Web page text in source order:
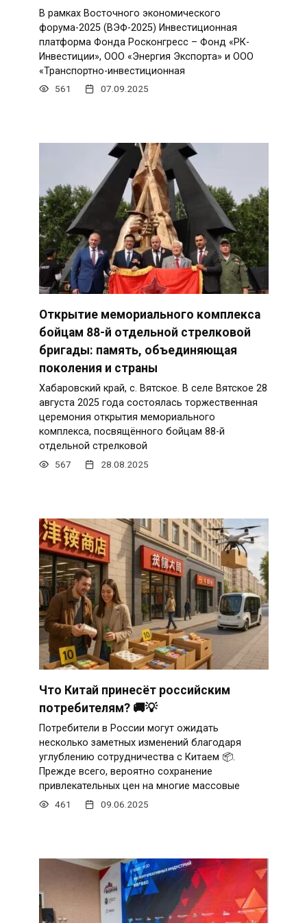
В рамках Восточного экономического
форума-2025 (ВЭФ-2025) Инвестиционная
платформа Фонда Росконгресс – Фонд «РК-
Инвестиции», ООО «Энергия Экспорта» и ООО
«Транспортно-инвестиционная
561 07.09.2025
Открытие мемориального комплекса
бойцам 88-й отдельной стрелковой
бригады: память, объединяющая
поколения и страны
Хабаровский край, с. Вятское. В селе Вятское 28
августа 2025 года состоялась торжественная
церемония открытия мемориального
комплекса, посвящённого бойцам 88-й
отдельной стрелковой
567 28.08.2025
Что Китай принесёт российским
потребителям? 🚚💡
Потребители в России могут ожидать
несколько заметных изменений благодаря
углублению сотрудничества с Китаем 📦.
Прежде всего, вероятно сохранение
привлекательных цен на многие массовые
461 09.06.2025